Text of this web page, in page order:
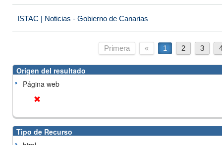
ISTAC | Noticias - Gobierno de Canarias
Primera « 1 2 3
Origen del resultado
Página web
Tipo de Recurso